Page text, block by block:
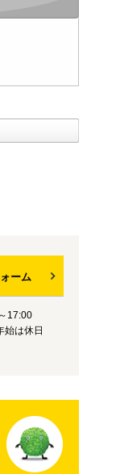
ーム
17:00
始は休日